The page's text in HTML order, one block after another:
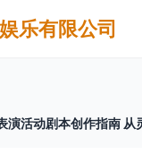
乐有限公司
演活动剧本创作指南 从